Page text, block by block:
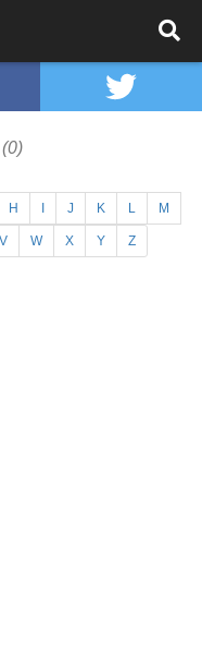
(0)
H J K L M
V W X Y Z